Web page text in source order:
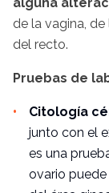
de la vagina,
del recto.
Pruebas de
Citología
junto con el
es una
ovario